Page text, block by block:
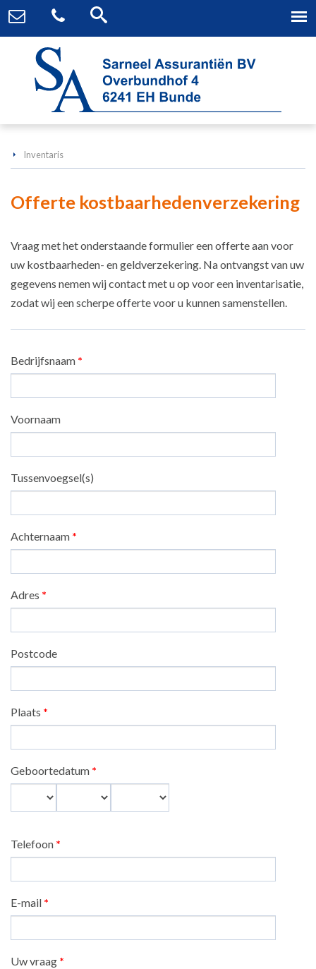
Inventaris
Offerte kostbaarhedenverzekering
Vraag met het onderstaande formulier een offerte aan voor
uw kostbaarheden- en geldverzekering. Na ontvangst van uw
gegevens nemen wij contact met u op voor een inventarisatie,
zodat wij een scherpe offerte voor u kunnen samenstellen.
Bedrijfsnaam *
Voornaam
Tussenvoegsel(s)
Achternaam *
Adres *
Postcode
Plaats *
Geboortedatum *
Telefoon *
E-mail *
Uw vraag *